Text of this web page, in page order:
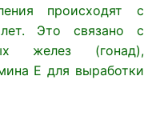
происходят с
Это связано с
желез (гонад),
Е для выработки